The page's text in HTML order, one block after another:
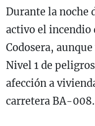
Durante la noche
activo el incendio
Codosera,
Nivel 1 de
afección a
carretera BA-008.